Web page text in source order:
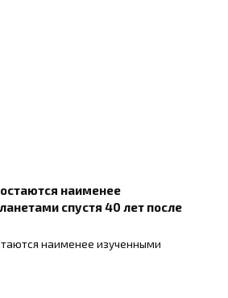
наименее
спустя 40 лет после
наименее изученными